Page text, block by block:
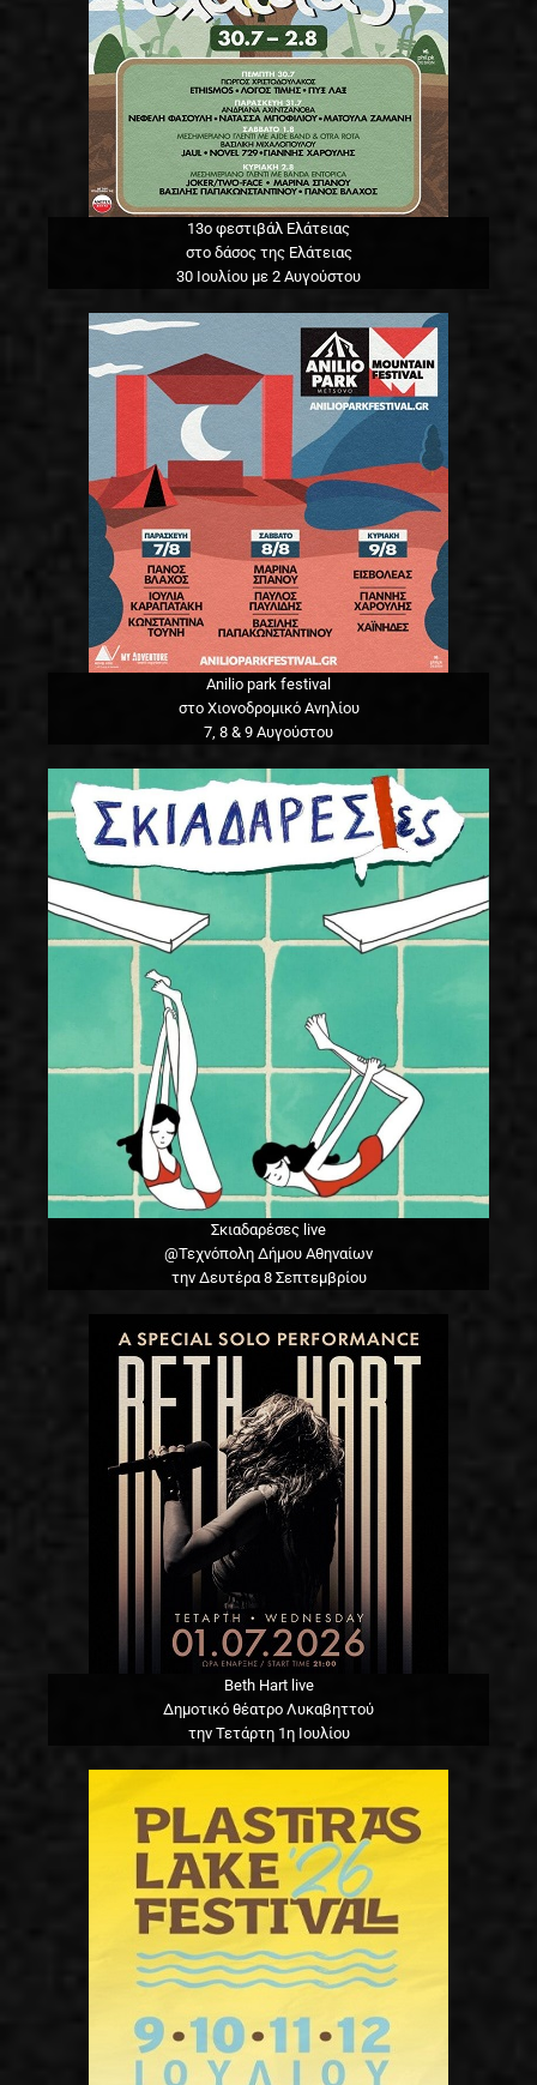
13o φεστιβάλ Ελάτειας
στο δάσος της Ελάτειας
30 Ιουλίου με 2 Αυγούστου
Anilio park festival
στο Χιονοδρομικό Ανηλίου
7, 8 & 9 Αυγούστου
Σκιαδαρέσες live
@Τεχνόπολη Δήμου Αθηναίων
την Δευτέρα 8 Σεπτεμβρίου
Beth Hart live
Δημοτικό θέατρο Λυκαβηττού
την Τετάρτη 1η Ιουλίου